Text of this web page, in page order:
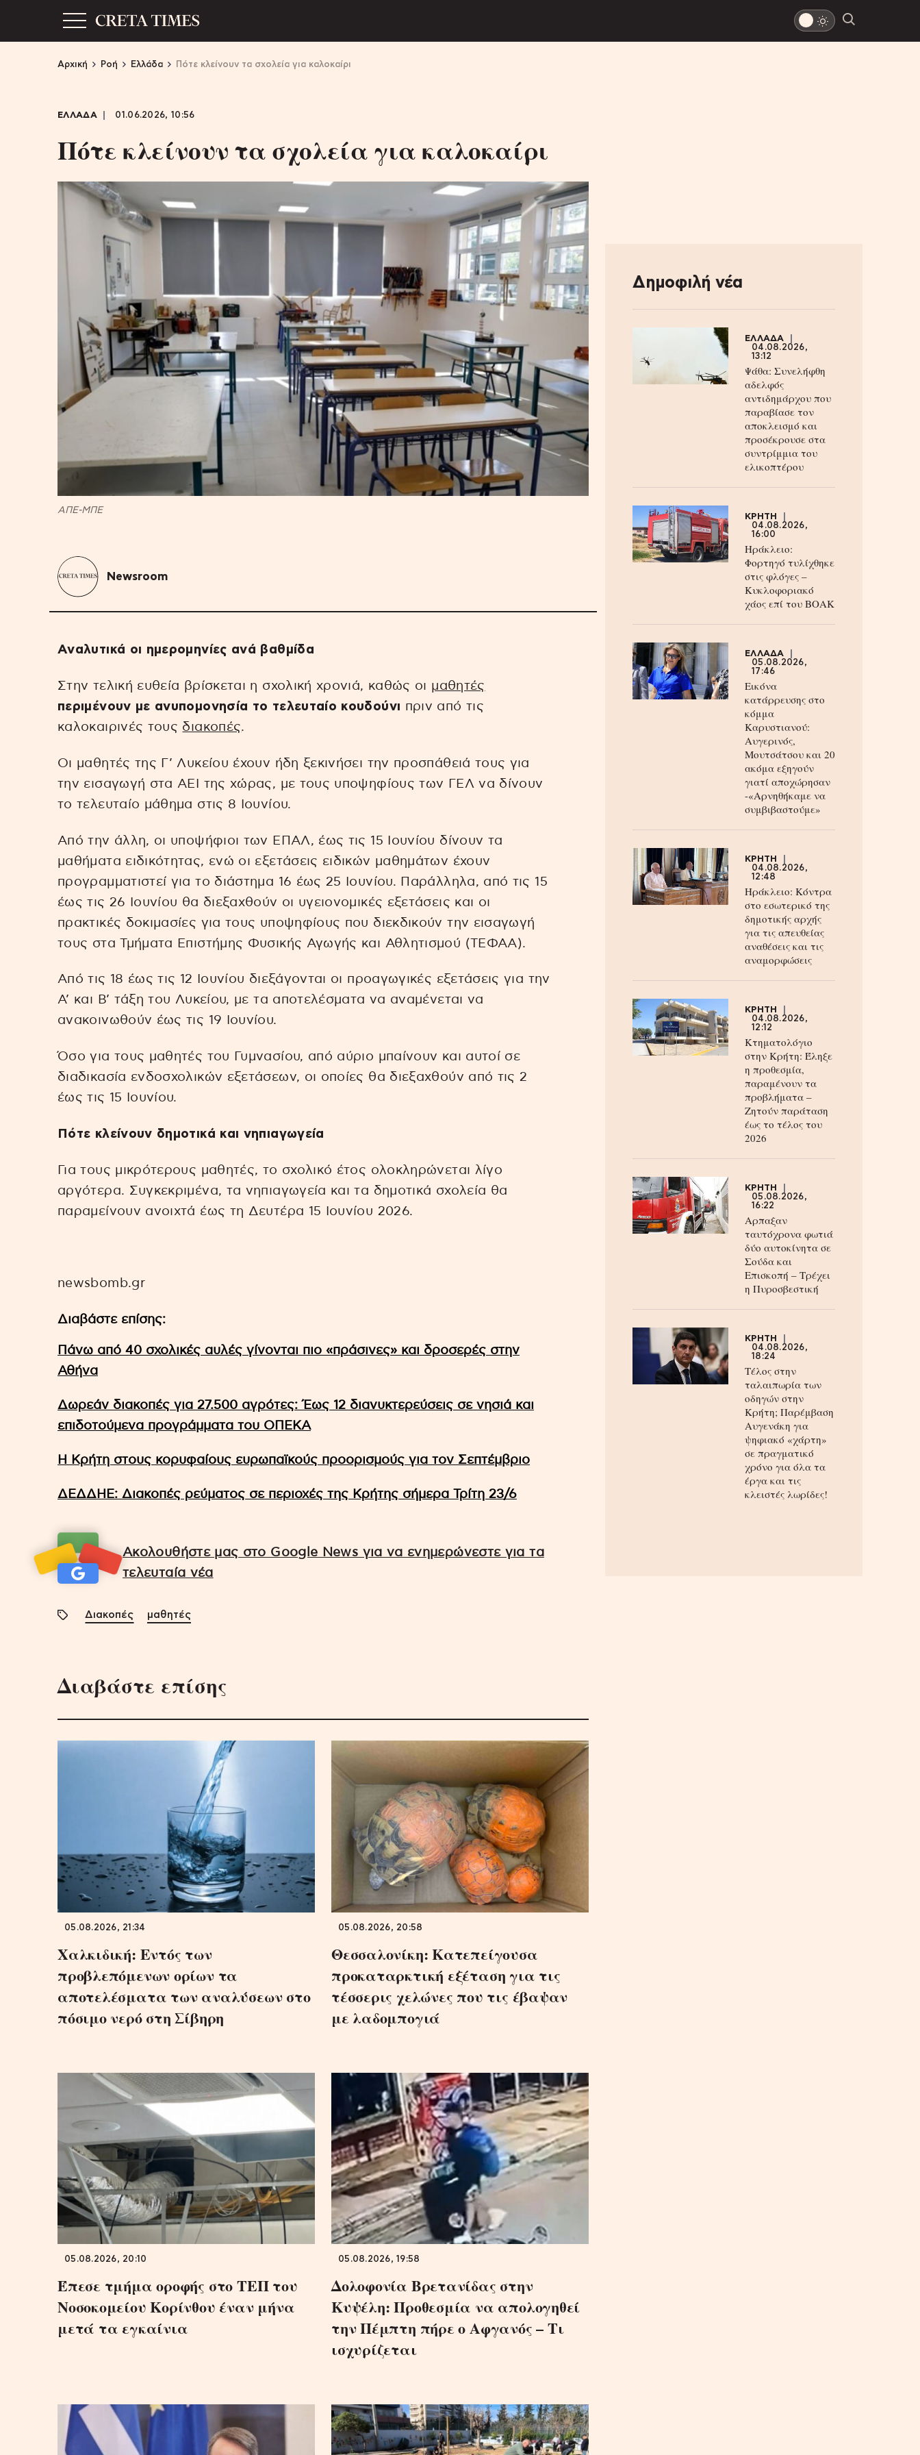
Αρχική Ροή Ελλάδα Πότε κλείνουν τα σχολεία για καλοκαίρι
ΕΛΛΑΔΑ 01.06.2026, 10:56
Πότε κλείνουν τα σχολεία για καλοκαίρι
ΑΠΕ-ΜΠΕ
Newsroom
Αναλυτικά οι ημερομηνίες ανά βαθμίδα
Στην τελική ευθεία βρίσκεται η σχολική χρονιά, καθώς οι μαθητές
περιμένουν με ανυπομονησία το τελευταίο κουδούνι πριν από τις
καλοκαιρινές τους διακοπές.
Οι μαθητές της Γ’ Λυκείου έχουν ήδη ξεκινήσει την προσπάθειά τους για
την εισαγωγή στα ΑΕΙ της χώρας, με τους υποψηφίους των ΓΕΛ να δίνουν
το τελευταίο μάθημα στις 8 Ιουνίου.
Από την άλλη, οι υποψήφιοι των ΕΠΑΛ, έως τις 15 Ιουνίου δίνουν τα
μαθήματα ειδικότητας, ενώ οι εξετάσεις ειδικών μαθημάτων έχουν
προγραμματιστεί για το διάστημα 16 έως 25 Ιουνίου. Παράλληλα, από τις 15
έως τις 26 Ιουνίου θα διεξαχθούν οι υγειονομικές εξετάσεις και οι
πρακτικές δοκιμασίες για τους υποψηφίους που διεκδικούν την εισαγωγή
τους στα Τμήματα Επιστήμης Φυσικής Αγωγής και Αθλητισμού (ΤΕΦΑΑ).
Από τις 18 έως τις 12 Ιουνίου διεξάγονται οι προαγωγικές εξετάσεις για την
Α’ και Β’ τάξη του Λυκείου, με τα αποτελέσματα να αναμένεται να
ανακοινωθούν έως τις 19 Ιουνίου.
Όσο για τους μαθητές του Γυμνασίου, από αύριο μπαίνουν και αυτοί σε
διαδικασία ενδοσχολικών εξετάσεων, οι οποίες θα διεξαχθούν από τις 2
έως τις 15 Ιουνίου.
Πότε κλείνουν δημοτικά και νηπιαγωγεία
Για τους μικρότερους μαθητές, το σχολικό έτος ολοκληρώνεται λίγο
αργότερα. Συγκεκριμένα, τα νηπιαγωγεία και τα δημοτικά σχολεία θα
παραμείνουν ανοιχτά έως τη Δευτέρα 15 Ιουνίου 2026.
newsbomb.gr
Διαβάστε επίσης:
Πάνω από 40 σχολικές αυλές γίνονται πιο «πράσινες» και δροσερές στην
Αθήνα
Δωρεάν διακοπές για 27.500 αγρότες: Έως 12 διανυκτερεύσεις σε νησιά και
επιδοτούμενα προγράμματα του ΟΠΕΚΑ
Η Κρήτη στους κορυφαίους ευρωπαϊκούς προορισμούς για τον Σεπτέμβριο
ΔΕΔΔΗΕ: Διακοπές ρεύματος σε περιοχές της Κρήτης σήμερα Τρίτη 23/6
Ακολουθήστε μας στο Google News για να ενημερώνεστε για τα
τελευταία νέα
Διακοπές μαθητές
Διαβάστε επίσης
05.08.2026, 21:34
Χαλκιδική: Εντός των
προβλεπόμενων ορίων τα
αποτελέσματα των αναλύσεων στο
πόσιμο νερό στη Σίβηρη
05.08.2026, 20:58
Θεσσαλονίκη: Κατεπείγουσα
προκαταρκτική εξέταση για τις
τέσσερις χελώνες που τις έβαψαν
με λαδομπογιά
05.08.2026, 20:10
Έπεσε τμήμα οροφής στο ΤΕΠ του
Νοσοκομείου Κορίνθου έναν μήνα
μετά τα εγκαίνια
05.08.2026, 19:58
Δολοφονία Βρετανίδας στην
Κυψέλη: Προθεσμία να απολογηθεί
την Πέμπτη πήρε ο Αφγανός – Τι
ισχυρίζεται
Δημοφιλή νέα
ΕΛΛΑΔΑ
04.08.2026,
13:12
Ψάθα: Συνελήφθη
αδελφός
αντιδημάρχου που
παραβίασε τον
αποκλεισμό και
προσέκρουσε στα
συντρίμμια του
ελικοπτέρου
ΚΡΗΤΗ
04.08.2026,
16:00
Ηράκλειο:
Φορτηγό τυλίχθηκε
στις φλόγες –
Κυκλοφοριακό
χάος επί του ΒΟΑΚ
ΕΛΛΑΔΑ
05.08.2026,
17:46
Εικόνα
κατάρρευσης στο
κόμμα
Καρυστιανού:
Αυγερινός,
Μουτσάτσου και 20
ακόμα εξηγούν
γιατί αποχώρησαν
-«Αρνηθήκαμε να
συμβιβαστούμε»
ΚΡΗΤΗ
04.08.2026,
12:48
Ηράκλειο: Κόντρα
στο εσωτερικό της
δημοτικής αρχής
για τις απευθείας
αναθέσεις και τις
αναμορφώσεις
ΚΡΗΤΗ
04.08.2026,
12:12
Κτηματολόγιο
στην Κρήτη: Έληξε
η προθεσμία,
παραμένουν τα
προβλήματα –
Ζητούν παράταση
έως το τέλος του
2026
ΚΡΗΤΗ
05.08.2026,
16:22
Αρπαξαν
ταυτόχρονα φωτιά
δύο αυτοκίνητα σε
Σούδα και
Επισκοπή – Τρέχει
η Πυροσβεστική
ΚΡΗΤΗ
04.08.2026,
18:24
Τέλος στην
ταλαιπωρία των
οδηγών στην
Κρήτη; Παρέμβαση
Αυγενάκη για
ψηφιακό «χάρτη»
σε πραγματικό
χρόνο για όλα τα
έργα και τις
κλειστές λωρίδες!